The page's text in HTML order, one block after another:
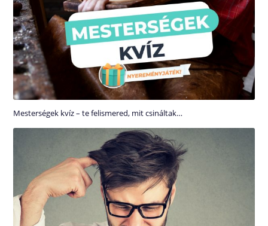
Mesterségek kvíz – te felismered, mit csináltak…